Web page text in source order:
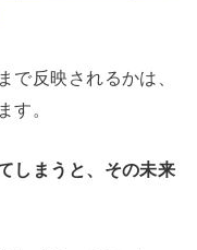
で反映されるかは、
す。
しまうと、その未来